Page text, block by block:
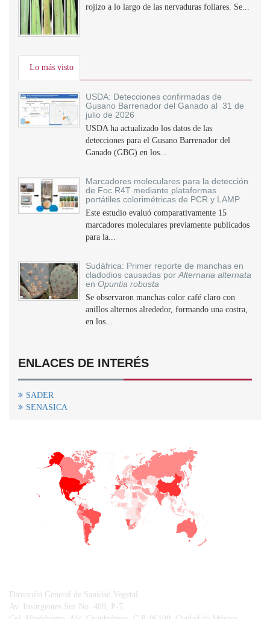
rojizo a lo largo de las nervaduras foliares. Se...
Lo más visto
USDA: Detecciones confirmadas de
Gusano Barrenador del Ganado al 31 de
julio de 2026
USDA ha actualizado los datos de las
detecciones para el Gusano Barrenador del
Ganado (GBG) en los...
Marcadores moleculares para la detección
de Foc R4T mediante plataformas
portátiles colorimétricas de PCR y LAMP
Este estudio evaluó comparativamente 15
marcadores moleculares previamente publicados
para la...
Sudáfrica: Primer reporte de manchas en
cladodios causadas por Alternaria alternata
en Opuntia robusta
Se observaron manchas color café claro con
anillos alternos alrededor, formando una costra,
en los...
ENLACES DE INTERÉS
SADER
SENASICA
Dirección General de Sanidad Vegetal.
Av. Insurgentes Sur No. 489, P-7,